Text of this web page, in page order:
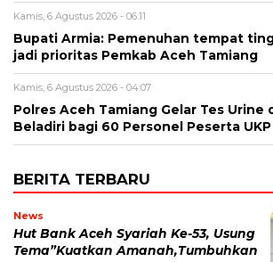
Kamis, 6 Agustus 2026 - 06:11
Bupati Armia: Pemenuhan tempat
jadi prioritas Pemkab Aceh Tamiang
Kamis, 6 Agustus 2026 - 04:07
Polres Aceh Tamiang Gelar Tes Urine
Beladiri bagi 60 Personel Peserta UKP
BERITA TERBARU
News
Hut Bank Aceh Syariah Ke-53, Usung
Tema”Kuatkan Amanah,Tumbuhkan